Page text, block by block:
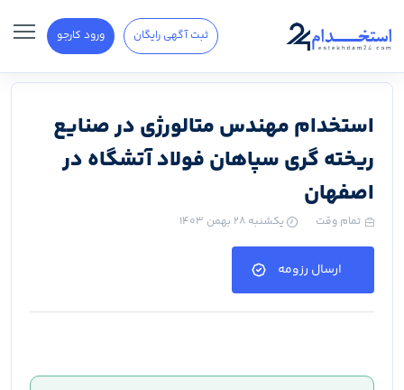
ثبت آگهی رایگان ورود کارجو
استخدام مهندس متالورژی در صنایع
ریخته گری سپاهان فولاد آتشگاه در
اصفهان
تمام وقت یکشنبه ۲۸ بهمن ۱۴۰۳
ارسال رزومه